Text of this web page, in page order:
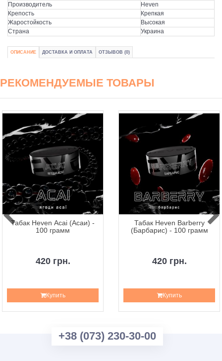
Производитель
Heven
Крепость
Крепкая
Жаростойкость
Высокая
Страна
Украина
ОПИСАНИЕ ДОСТАВКА И ОПЛАТА ОТЗЫВОВ (0)
РЕКОМЕНДУЕМЫЕ ТОВАРЫ
Табак Heven Acai (Асаи) -
100 грамм
420 грн.
Купить
Табак Heven Barberry
(Барбарис) - 100 грамм
420 грн.
Купить
+38 (073) 230-30-00